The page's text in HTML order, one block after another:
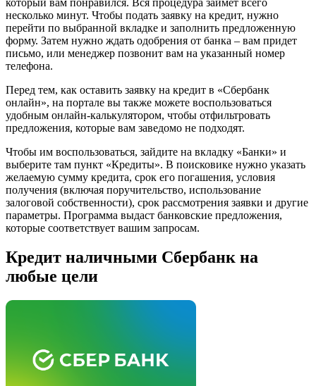
несколько минут. Чтобы подать заявку на кредит, нужно
перейти по выбранной вкладке и заполнить предложенную
форму. Затем нужно ждать одобрения от банка – вам придет
письмо, или менеджер позвонит вам на указанный номер
телефона.
Перед тем, как оставить заявку на кредит в «Сбербанк
онлайн», на портале вы также можете воспользоваться
удобным онлайн-калькулятором, чтобы отфильтровать
предложения, которые вам заведомо не подходят.
Чтобы им воспользоваться, зайдите на вкладку «Банки» и
выберите там пункт «Кредиты». В поисковике нужно указать
желаемую сумму кредита, срок его погашения, условия
получения (включая поручительство, использование
залоговой собственности), срок рассмотрения заявки и другие
параметры. Программа выдаст банковские предложения,
которые соответствует вашим запросам.
Кредит наличными Сбербанк на
любые цели